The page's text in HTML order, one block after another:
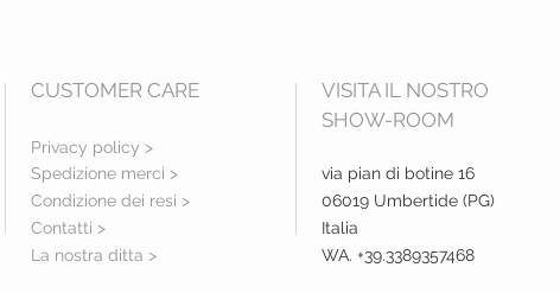
CUSTOMER CARE
Privacy policy >
Spedizione merci >
Condizione dei resi >
Contatti >
La nostra ditta >
VISITA IL NOSTRO
SHOW-ROOM
via pian di botine 16
06019 Umbertide (PG)
Italia
WA. +39.3389357468